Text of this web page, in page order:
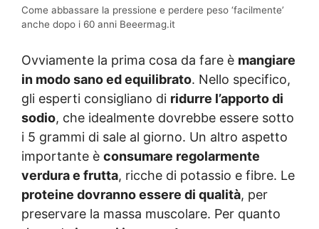
Come abbassare la pressione e perdere peso ‘facilmente’
anche dopo i 60 anni Beeermag.it
Ovviamente la prima cosa da fare è mangiare
in modo sano ed equilibrato. Nello specifico,
gli esperti consigliano di ridurre l’apporto di
sodio, che idealmente dovrebbe essere sotto
i 5 grammi di sale al giorno. Un altro aspetto
importante è consumare regolarmente
verdura e frutta, ricche di potassio e fibre. Le
proteine dovranno essere di qualità, per
preservare la massa muscolare. Per quanto